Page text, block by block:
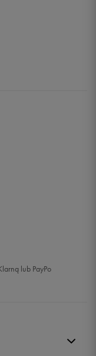
lub PayPo